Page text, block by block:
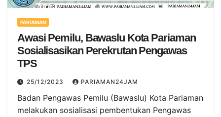
PARIAMAN
Awasi Pemilu, Bawaslu Kota Pariaman
Sosialisasikan Perekrutan Pengawas
TPS
25/12/2023 PARIAMAN24JAM
Badan Pengawas Pemilu (Bawaslu) Kota Pariaman
melakukan sosialisasi pembentukan Pengawas